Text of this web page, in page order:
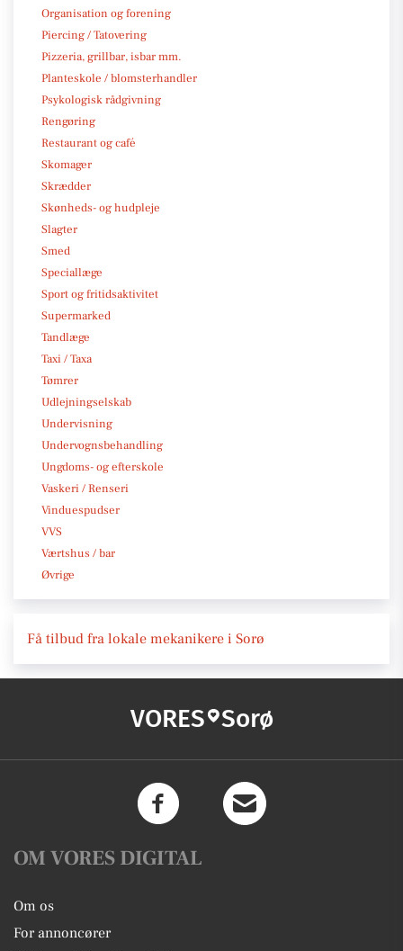
Organisation og forening
Piercing / Tatovering
Pizzeria, grillbar, isbar mm.
Planteskole / blomsterhandler
Psykologisk rådgivning
Rengøring
Restaurant og café
Skomager
Skrædder
Skønheds- og hudpleje
Slagter
Smed
Speciallæge
Sport og fritidsaktivitet
Supermarked
Tandlæge
Taxi / Taxa
Tømrer
Udlejningselskab
Undervisning
Undervognsbehandling
Ungdoms- og efterskole
Vaskeri / Renseri
Vinduespudser
VVS
Værtshus / bar
Øvrige
Få tilbud fra lokale mekanikere i Sorø
VORES Sorø
OM VORES DIGITAL
Om os
For annoncører